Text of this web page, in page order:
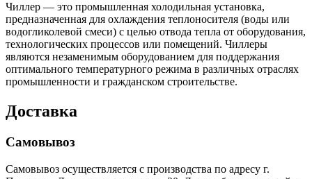
Чиллер — это промышленная холодильная установка,
предназначенная для охлаждения теплоносителя (воды или
водогликолевой смеси) с целью отвода тепла от оборудования,
технологических процессов или помещений. Чиллеры
являются незаменимым оборудованием для поддержания
оптимального температурного режима в различных отраслях
промышленности и гражданском строительстве.
Доставка
Самовывоз
Самовывоз осуществляется с производства по адресу г.